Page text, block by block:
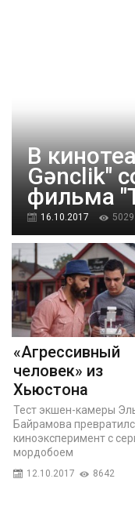
В
Gənclik"
фильма
16.10.2017 5029
«Агрессивный
человек» из
Хьюстона
Тест экшен-камеры
Байрамова
киноэксперимент с
мордобоем
12.10.2017 8642